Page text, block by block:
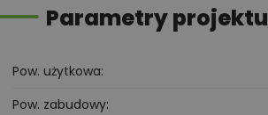
Parametry projektu
Pow. użytkowa
Pow. zabudowy